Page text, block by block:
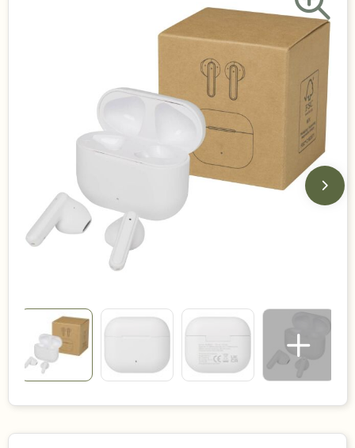
Duurzame keuzes
Recycled
Bestsellers